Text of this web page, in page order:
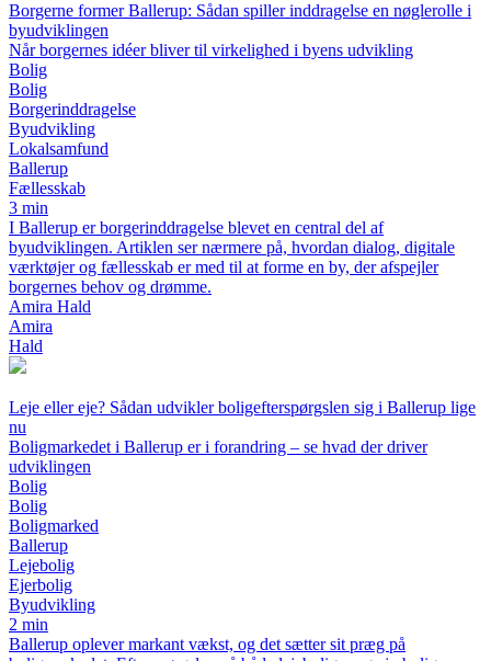
Borgerne former Ballerup: Sådan spiller inddragelse en nøglerolle i
byudviklingen
Når borgernes idéer bliver til virkelighed i byens udvikling
Bolig
Bolig
Borgerinddragelse
Byudvikling
Lokalsamfund
Ballerup
Fællesskab
3 min
I Ballerup er borgerinddragelse blevet en central del af
byudviklingen. Artiklen ser nærmere på, hvordan dialog, digitale
værktøjer og fællesskab er med til at forme en by, der afspejler
borgernes behov og drømme.
Amira Hald
Amira
Hald
Leje eller eje? Sådan udvikler boligefterspørgslen sig i Ballerup lige
nu
Boligmarkedet i Ballerup er i forandring – se hvad der driver
udviklingen
Bolig
Bolig
Boligmarked
Ballerup
Lejebolig
Ejerbolig
Byudvikling
2 min
Ballerup oplever markant vækst, og det sætter sit præg på